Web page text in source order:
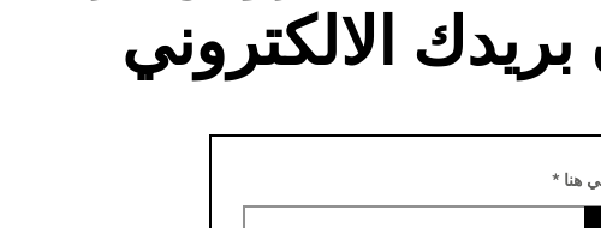
الالكتروني
هنا